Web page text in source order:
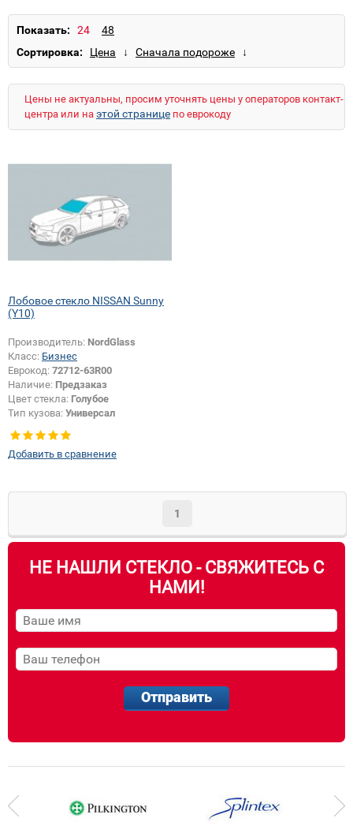
Показать:
Сортировка:
Цены не актуальны, просим уточнять цены у операторов контакт-
центра или на этой странице по еврокоду
Лобовое стекло NISSAN Sunny
(Y10)
Производитель: NordGlass
Класс: Бизнес
Еврокод: 72712-63R00
Наличие: Предзаказ
Цвет стекла: Голубое
Тип кузова: Универсал
Добавить в сравнение
1
НЕ НАШЛИ СТЕКЛО - СВЯЖИТЕСЬ С
НАМИ!
Отправить